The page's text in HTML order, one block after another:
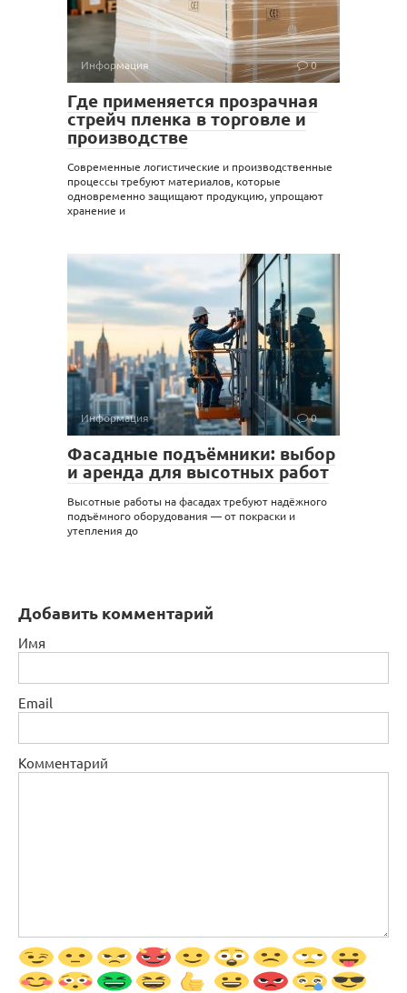
Информация 0
Где применяется прозрачная
стрейч пленка в торговле и
производстве
Современные логистические и производственные
процессы требуют материалов, которые
одновременно защищают продукцию, упрощают
хранение и
Информация 0
Фасадные подъёмники: выбор
и аренда для высотных работ
Высотные работы на фасадах требуют надёжного
подъёмного оборудования — от покраски и
утепления до
Добавить комментарий
Имя
Email
Комментарий